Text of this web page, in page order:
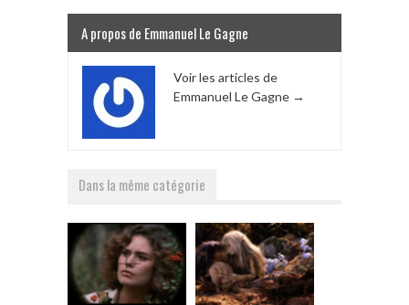
A propos de Emmanuel Le Gagne
Voir les articles de
Emmanuel Le Gagne →
Dans la même catégorie